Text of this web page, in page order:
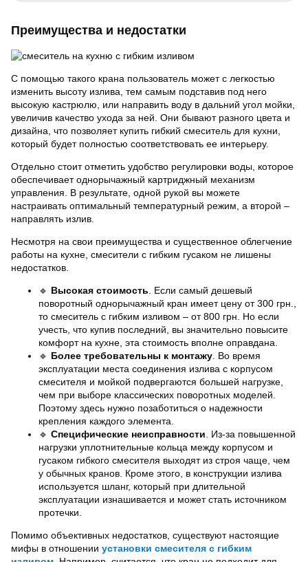
Преимущества и недостатки
С помощью такого крана пользователь может с легкостью
изменить высоту излива, тем самым подставив под него
высокую кастрюлю, или направить воду в дальний угол мойки,
увеличив качество ухода за ней. Они бывают разного цвета и
дизайна, что позволяет купить гибкий смеситель для кухни,
который будет полностью соответствовать ее интерьеру.
Отдельно стоит отметить удобство регулировки воды, которое
обеспечивает однорычажный картриджный механизм
управления. В результате, одной рукой вы можете
настраивать оптимальный температурный режим, а второй –
направлять излив.
Несмотря на свои преимущества и существенное облегчение
работы на кухне, смесители с гибким гусаком не лишены
недостатков.
🔹 Высокая стоимость. Если самый дешевый
поворотный однорычажный кран имеет цену от 300 грн.,
то смеситель с гибким изливом – от 800 грн. Но если
учесть, что купив последний, вы значительно повысите
комфорт на кухне, эта стоимость вполне оправдана.
🔹 Более требовательны к монтажу. Во время
эксплуатации места соединения излива с корпусом
смесителя и мойкой подвергаются большей нагрузке,
чем при выборе классических поворотных моделей.
Поэтому здесь нужно позаботиться о надежности
крепления каждого элемента.
🔹 Специфические неисправности. Из-за повышенной
нагрузки уплотнительные кольца между корпусом и
гусаком гибкого смесителя выходят из строя чаще, чем
у обычных кранов. Кроме этого, в конструкции излива
используется шланг, который при длительной
эксплуатации изнашивается и может стать источником
протечки.
Помимо объективных недостатков, существуют настоящие
мифы в отношении установки смесителя с гибким